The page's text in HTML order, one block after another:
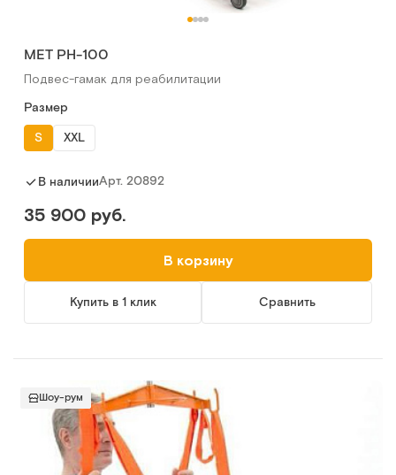
MET РН-100
Подвес-гамак для реабилитации
Размер
S
XXL
В наличииАрт. 20892
35 900 руб.
В корзину
Купить в 1 клик Сравнить
Шоу-рум